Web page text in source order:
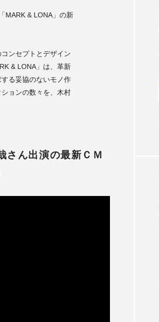
MARK & LONA」の新
ンセプトとデザイン
& LONA」は、革新
る妥協のないモノ作
ョンの数々を、木村
ん出演の最新ＣＭ